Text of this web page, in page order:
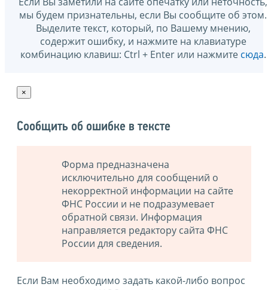
мы будем признательны, если Вы сообщите об этом.
Выделите текст, который, по Вашему мнению,
содержит ошибку, и нажмите на клавиатуре
комбинацию клавиш: Ctrl + Enter или нажмите сюда.
×
Сообщить об ошибке в тексте
Форма предназначена
исключительно для сообщений о
некорректной информации на сайте
ФНС России и не подразумевает
обратной связи. Информация
направляется редактору сайта ФНС
России для сведения.
Если Вам необходимо задать какой-либо вопрос